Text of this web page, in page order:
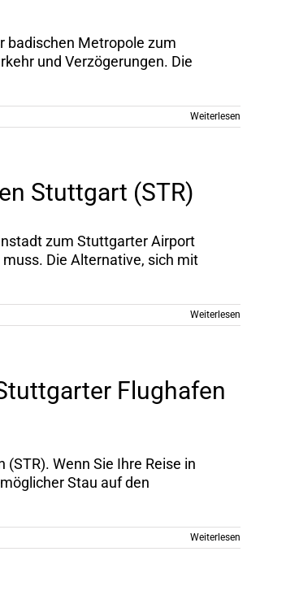
badischen Metropole zum
und Verzögerungen. Die
Weiterlesen
Stuttgart (STR)
zum Stuttgarter Airport
Die Alternative, sich mit
Weiterlesen
Flughafen
Wenn Sie Ihre Reise in
Stau auf den
Weiterlesen